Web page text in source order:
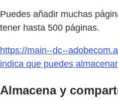
Puedes añadir muchas
tener hasta 500 páginas.
https://main--dc--
indica que puedes
Almacena y